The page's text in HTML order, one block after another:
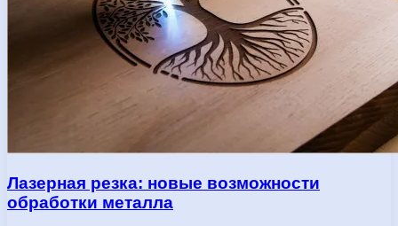
Лазерная резка: новые возможности
обработки металла